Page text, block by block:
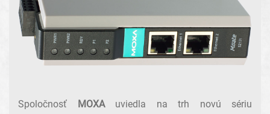
Spoločnosť MOXAuviedla na trh novú sériu